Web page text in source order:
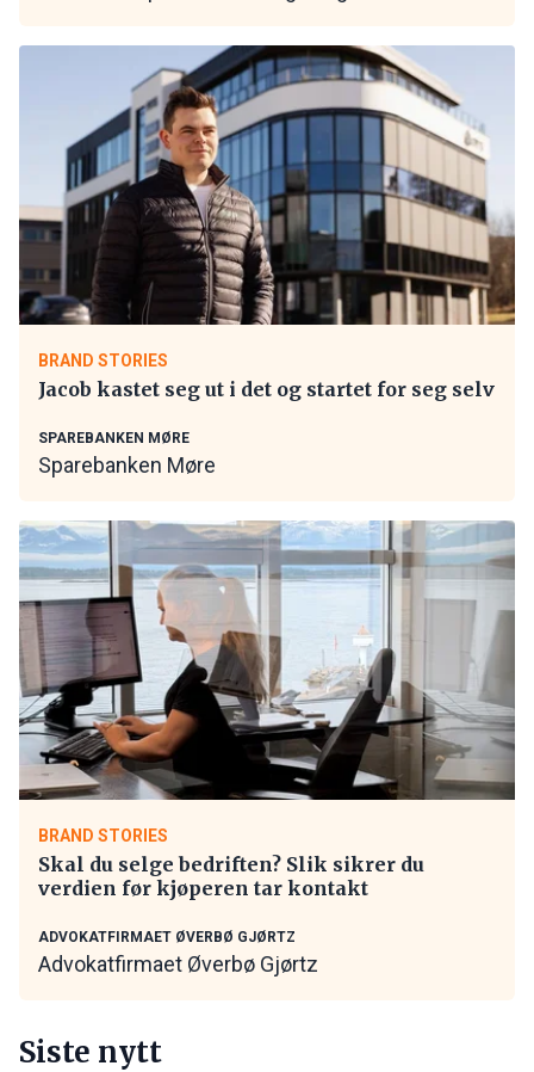
BRAND STORIES
Jacob kastet seg ut i det og startet for seg selv
SPAREBANKEN MØRE
Sparebanken Møre
BRAND STORIES
Skal du selge bedriften? Slik sikrer du
verdien før kjøperen tar kontakt
ADVOKATFIRMAET ØVERBØ GJØRTZ
Advokatfirmaet Øverbø Gjørtz
Siste nytt